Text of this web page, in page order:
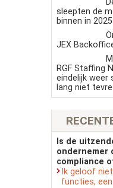
sleepten de
binnen in 2025
JEX Backoffice
RGF Staffing
eindelijk weer
lang niet
Is de
ondernemer
compliance
Ik geloof
functies, een